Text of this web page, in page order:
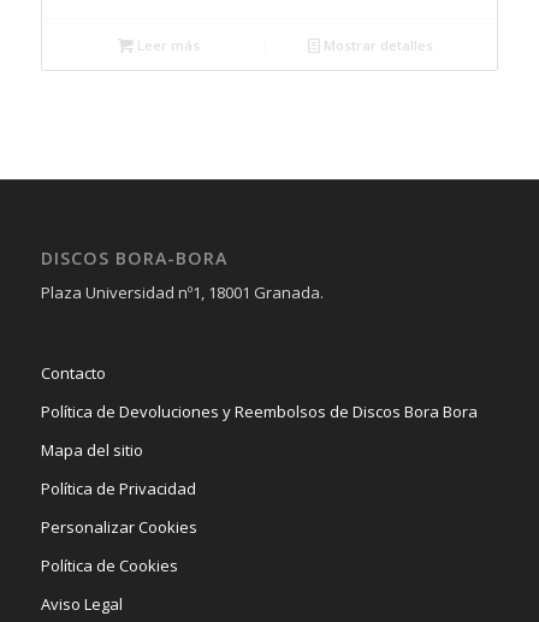
Leer más Mostrar detalles
DISCOS BORA-BORA
Plaza Universidad nº1, 18001 Granada.
Contacto
Política de Devoluciones y Reembolsos de Discos Bora Bora
Mapa del sitio
Política de Privacidad
Personalizar Cookies
Política de Cookies
Aviso Legal